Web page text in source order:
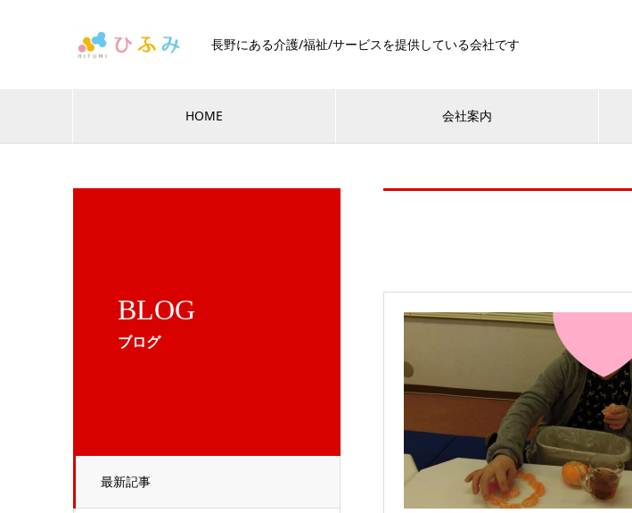
長野にある介護/福祉/サービスを提供している会社です
HOME 会社案内
BLOG
ブログ
最新記事